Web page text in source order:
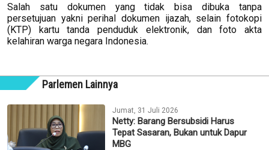
Salah satu dokumen yang tidak bisa dibuka tanpa
persetujuan yakni perihal dokumen ijazah, selain fotokopi
(KTP) kartu tanda penduduk elektronik, dan foto akta
kelahiran warga negara Indonesia.
Parlemen Lainnya
Jumat, 31 Juli 2026
Netty: Barang Bersubsidi Harus
Tepat Sasaran, Bukan untuk Dapur
MBG